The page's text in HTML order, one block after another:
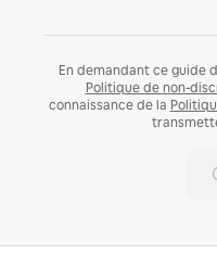
En demandant ce guide
Politique de non-
connaissance de la